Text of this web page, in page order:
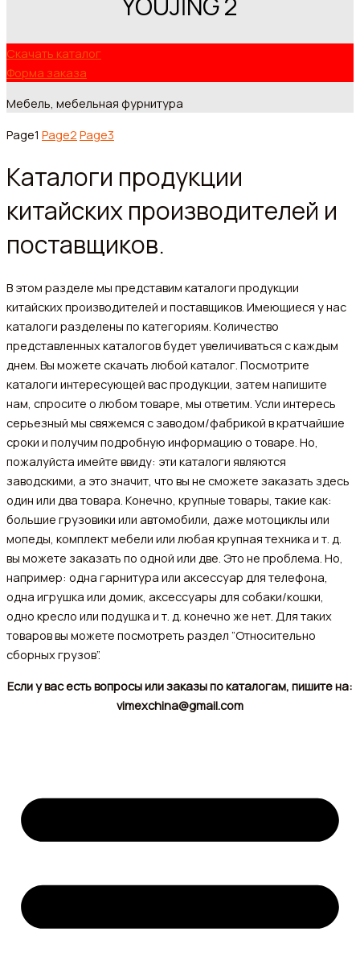
Скачать каталог
Форма заказа
Мебель, мебельная фурнитура
Page1 Page2 Page3
Каталоги продукции
китайских производителей и
поставщиков.
В этом разделе мы представим каталоги продукции
китайских производителей и поставщиков. Имеющиеся у нас
каталоги разделены по категориям. Количество
представленных каталогов будет увеличиваться с каждым
днем. Вы можете скачать любой каталог. Посмотрите
каталоги интересующей вас продукции, затем напишите
нам, спросите о любом товаре, мы ответим. Усли интересь
серьезный мы свяжемся с заводом/фабрикой в кратчайшие
сроки и получим подробную информацию о товаре. Но,
пожалуйста имейте ввиду: эти каталоги являются
заводскими, а это значит, что вы не сможете заказать здесь
один или два товара. Конечно, крупные товары, такие как:
большие грузовики или автомобили, даже мотоциклы или
мопеды, комплект мебели или любая крупная техника и т. д.
вы можете заказать по одной или две. Это не проблема. Но,
например: одна гарнитура или аксессуар для телефона,
одна игрушка или домик, аксессуары для собаки/кошки,
одно кресло или подушка и т. д. конечно же нет. Для таких
товаров вы можете посмотреть раздел ”Относительно
сборных грузов”.
Если у вас есть вопросы или заказы по каталогам, пишите на:
vimexchina@gmail.com